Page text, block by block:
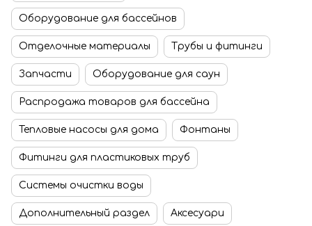
Оборудование для бассейнов
Отделочные материалы Трубы и фитинги
Запчасти Оборудование для саун
Распродажа товаров для бассейна
Тепловые насосы для дома Фонтаны
Фитинги для пластиковых труб
Системы очистки воды
Дополнительный раздел Аксесуари